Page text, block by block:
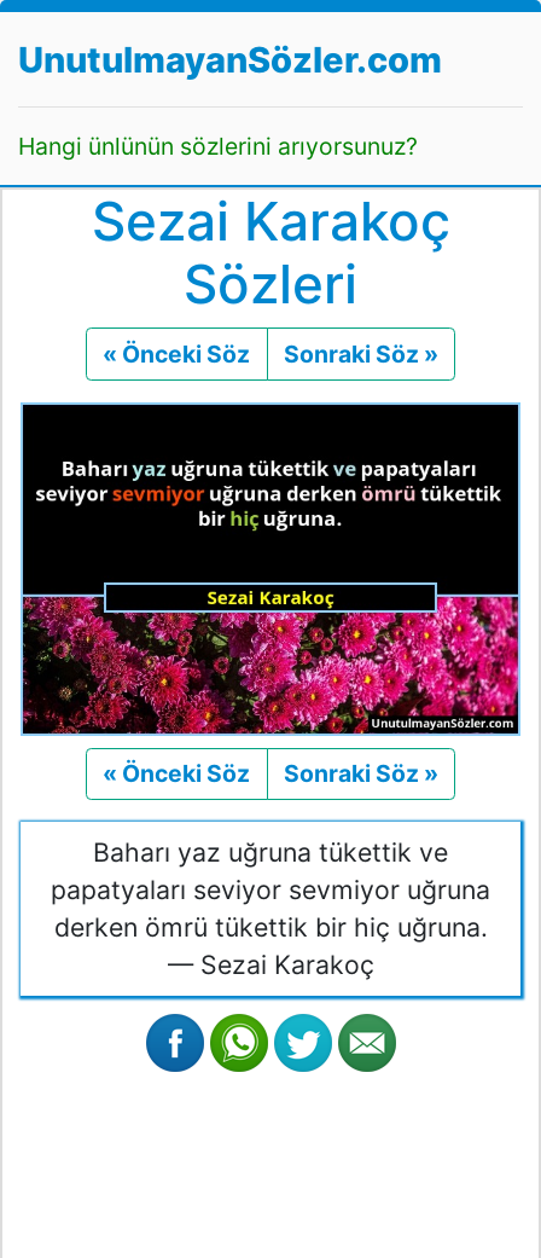
UnutulmayanSözler.com
Hangi ünlünün sözlerini arıyorsunuz?
Sezai Karakoç
Sözleri
« Önceki Söz Önceki
Sonraki Söz »
« Önceki Söz Önceki
Sonraki Söz »
Baharı yaz uğruna tükettik ve
papatyaları seviyor sevmiyor uğruna
derken ömrü tükettik bir hiç uğruna.
— Sezai Karakoç